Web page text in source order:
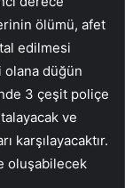
ölümü, afet
edilmesi
düğün
3 çeşit poliçe
ve
karşılayacaktır.
oluşabilecek